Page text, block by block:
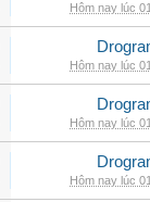
Hôm nay lúc
Hôm nay lúc
Hôm nay lúc
Hôm nay lúc